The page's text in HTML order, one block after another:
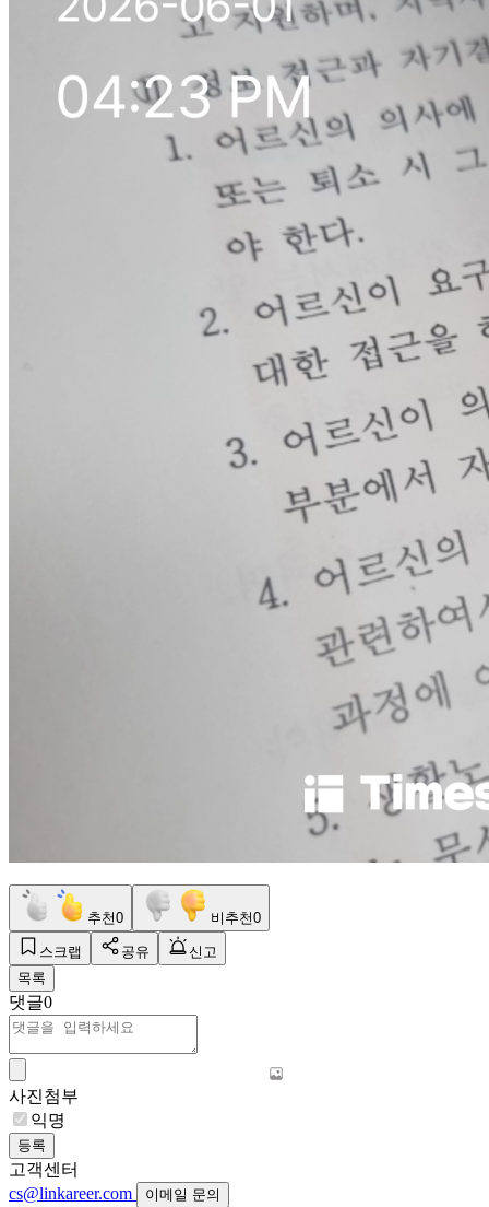
추천0 비추천0
스크랩 공유
신고
목록
댓글0
사진첨부
익명
등록
고객센터
cs@linkareer.com
이메일 문의